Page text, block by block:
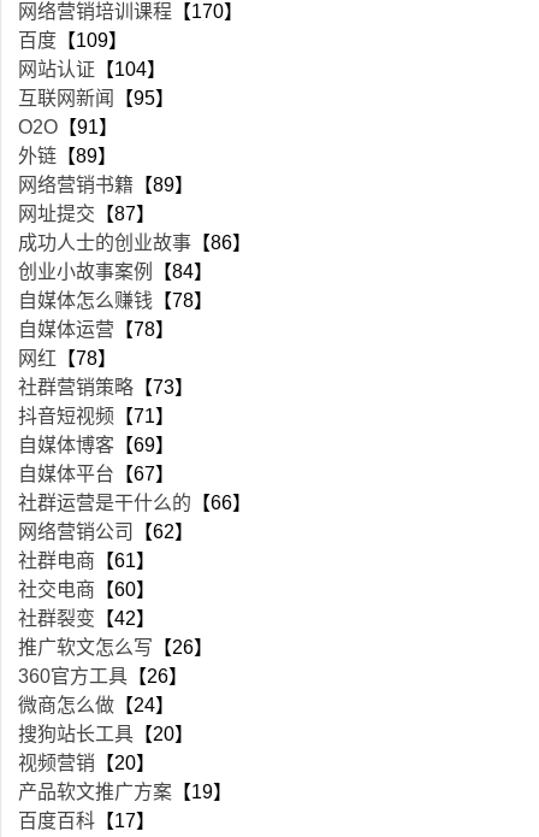
网络营销培训课程 【170】
百度 【109】
网站认证 【104】
互联网新闻
【95】
O2O 【91】
外链 【89】
网络营销书籍 【89】
网址提交 【87】
成功人士的创业故事 【86】
创业小故事案例
【84】
自媒体怎么赚钱 【78】
自媒体运营 【78】
网红 【78】
社群营销策略 【73】
抖音短视频 【71】
自媒体博客 【69】
自媒体平台 【67】
社群运营是干什么的 【66】
网络营销公司
【62】
社群电商 【61】
社交电商 【60】
社群裂变 【42】
推广软文怎么写 【26】
360官方工具 【26】
微商怎么做 【24】
搜狗站长工具 【20】
视频营销 【20】
产品软文推广方案 【19】
百度百科 【17】